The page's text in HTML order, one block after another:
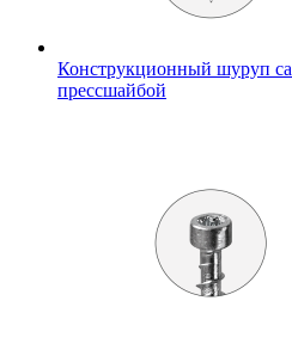
Конструкционный шуруп
прессшайбой